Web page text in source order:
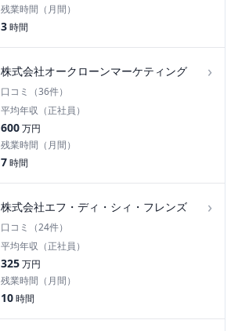
残業時間（月間）
3時間
株式会社オークローンマーケティング ›
口コミ（36件）
平均年収（正社員）
600万円
残業時間（月間）
7時間
株式会社エフ・ディ・シィ・フレンズ ›
口コミ（24件）
平均年収（正社員）
325万円
残業時間（月間）
10時間